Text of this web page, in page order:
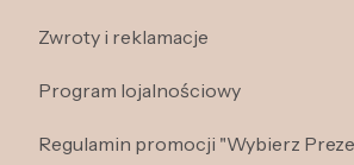
Zwroty i reklamacje
Program lojalnościowy
Regulamin promocji "Wybierz